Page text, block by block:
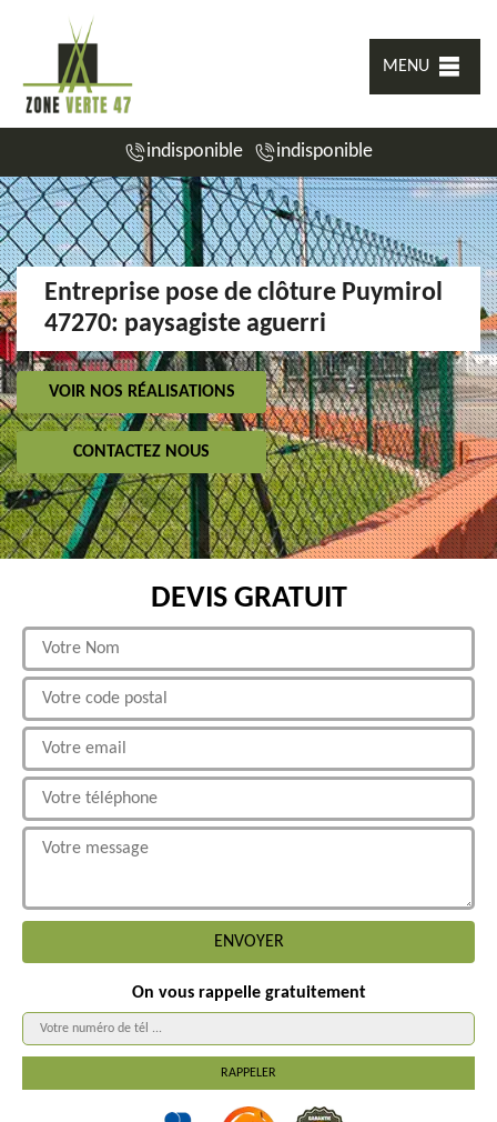
MENU
indisponible indisponible
Entreprise pose de clôture Puymirol
47270: paysagiste aguerri
VOIR NOS RÉALISATIONS
CONTACTEZ NOUS
DEVIS GRATUIT
On vous rappelle gratuitement